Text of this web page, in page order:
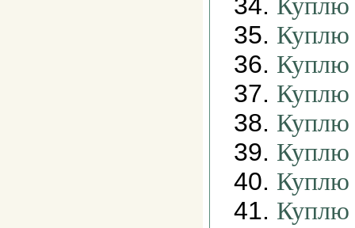
Куплю
35. Куплю
36. Куплю
37. Куплю
38. Куплю
39. Куплю
40. Куплю
41. Куплю